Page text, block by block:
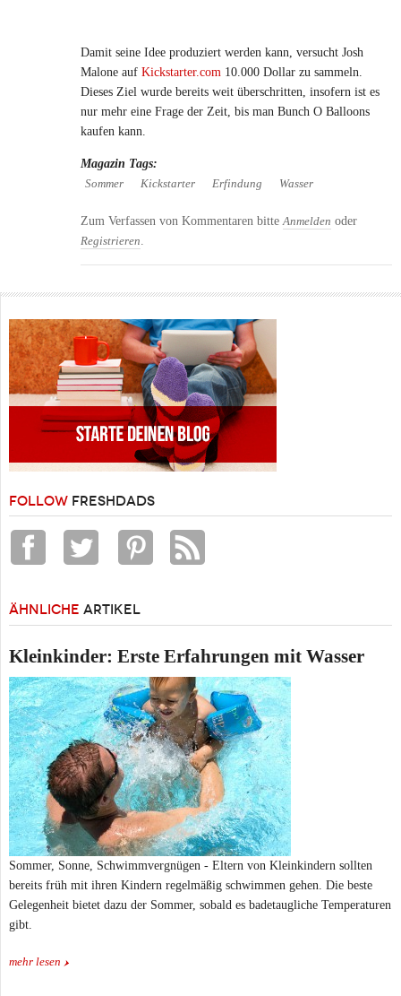
Damit seine Idee produziert werden kann, versucht Josh
Malone auf Kickstarter.com 10.000 Dollar zu sammeln.
Dieses Ziel wurde bereits weit überschritten, insofern ist es
nur mehr eine Frage der Zeit, bis man Bunch O Balloons
kaufen kann.
Magazin Tags:
Sommer Kickstarter Erfindung Wasser
Zum Verfassen von Kommentaren bitte Anmelden oder
Registrieren
FOLLOW FRESHDADS
ÄHNLICHE ARTIKEL
Kleinkinder: Erste Erfahrungen mit Wasser
Sommer, Sonne, Schwimmvergnügen - Eltern von Kleinkindern sollten
bereits früh mit ihren Kindern regelmäßig schwimmen gehen. Die beste
Gelegenheit bietet dazu der Sommer, sobald es badetaugliche Temperaturen
gibt.
mehr lesen